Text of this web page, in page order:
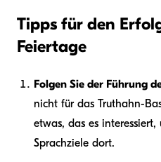
Tipps für den
Feiertage
Folgen Sie der Führung
nicht für das Truthahn-
etwas, das es
Sprachziele dort.